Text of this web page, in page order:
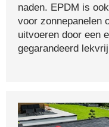
naden. EPDM is
voor zonnepanelen
uitvoeren door een
gegarandeerd